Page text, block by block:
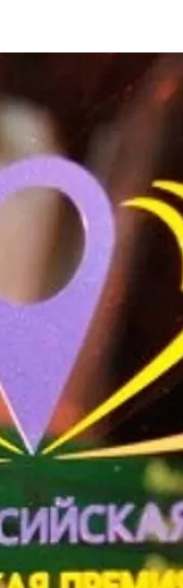
Общая
Как
Карты и